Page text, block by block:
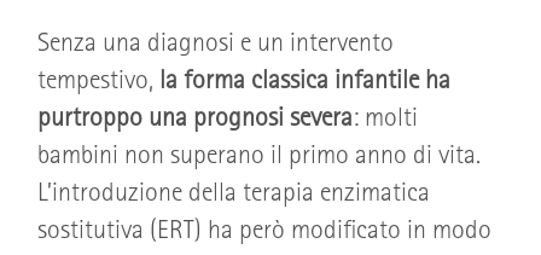
Senza una diagnosi e un intervento
tempestivo, la forma classica infantile ha
purtroppo una prognosi severa: molti
bambini non superano il primo anno di vita.
L’introduzione della terapia enzimatica
sostitutiva (ERT) ha però modificato in modo